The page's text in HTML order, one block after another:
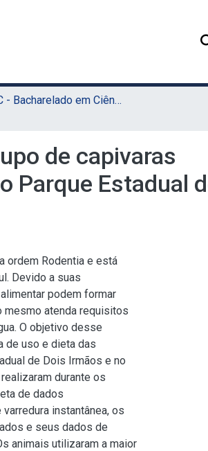
TCC - Bacharelado em Ciências Biológicas (Sede)
de capivaras
Parque Estadual
ordem Rodentia e está
Devido a suas
podem formar
mesmo atenda requisitos
O objetivo desse
de uso e dieta das
de Dois Irmãos e no
durante os
de dados
instantânea, os
e seus dados de
animais utilizaram a maior